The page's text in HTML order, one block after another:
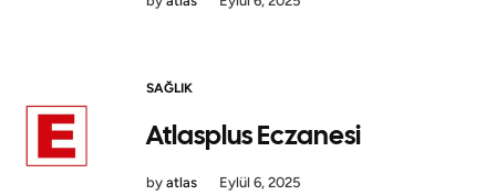
SAĞLIK
Atlasplus Eczanesi
by atlas Eylül 6, 2025